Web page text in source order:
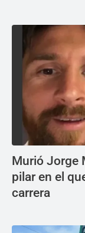
Murió Jorge
pilar en el
carrera